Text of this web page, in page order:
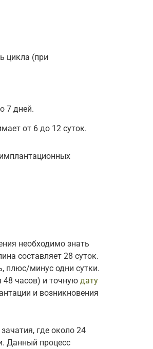
цикла (при
7 дней.
от 6 до 12 суток.
необходимо знать
составляет 28 суток.
плюс/минус одни сутки.
48 часов) и точную дату
и возникновения
где около 24
Данный процесс